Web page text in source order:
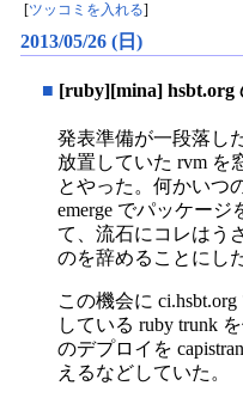
[ツッコミを入れる]
2013/05/26 (日)
■ [ruby][mina] hsbt.org
発表準備が一段落し
放置していた rvm を
とやった。何かいつ
emerge でパッケー
て、流石にコレはう
のを辞めることにし
この機会に
している ruby trunk
のデプロイを
えるなどしていた。